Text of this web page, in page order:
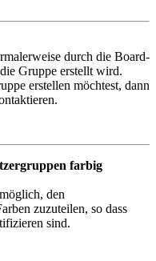
durch die Board-
Gruppe erstellt wird.
erstellen möchtest, dann
farbig
den
zuzuteilen, so dass
sind.